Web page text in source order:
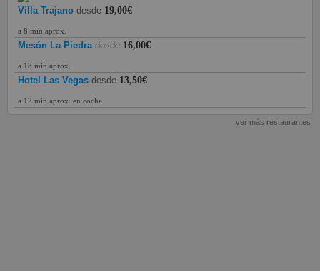
Villa Trajano desde 19,00€
a 8 min aprox.
Mesón La Piedra desde 16,00€
a 18 min aprox.
Hotel Las Vegas desde 13,50€
a 12 min aprox. en coche
ver más restaurantes